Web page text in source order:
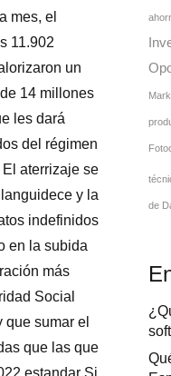
mes, el
11.902
un
14 millones
les dará
del régimen
aterrizaje se
y la
indefinidos
en la subida
más
Social
sumar el
que las que
estandar Si
de